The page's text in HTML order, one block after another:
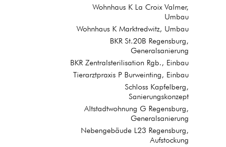
Wohnhaus K La Croix Valmer,
Umbau
Wohnhaus K Marktredwitz, Umbau
BKR St.20B Regensburg,
Generalsanierung
BKR Zentralsterilisation Rgb., Einbau
Tierarztpraxis P Burweinting, Einbau
Schloss Kapfelberg,
Sanierungskonzept
Altstadtwohnung G Regensburg,
Generalsanierung
Nebengebäude L23 Regensburg,
Aufstockung